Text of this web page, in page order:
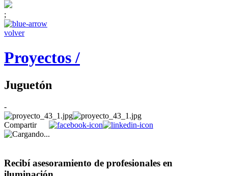
;
volver
Proyectos /
Juguetón
-
Compartir
Recibí asesoramiento de profesionales en